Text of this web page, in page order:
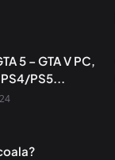
5 – GTA V PC,
PS5...
24